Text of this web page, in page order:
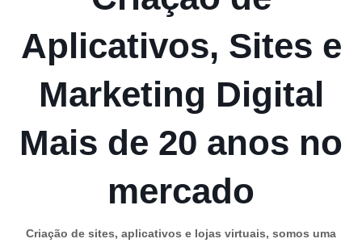
Aplicativos, Sites e
Marketing Digital
Mais de 20 anos no
mercado
Criação de sites, aplicativos e lojas virtuais, somos uma